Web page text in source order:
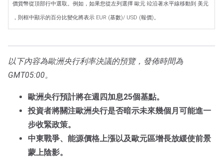
價貨幣從頂部行中選取。例如，如果您從左列選擇 歐元 竝沿著水平線移動到 美元
，則框中顯示的百分比變化將表示 EUR (基數)/ USD (報價)。
以下內容為歐洲央行利率決議的預覽，發佈時間為
GMT05:00。
歐洲央行預計將在週四加息25個基點。
投資者將關注歐洲央行是否暗示未來幾個月可能進一
步收緊政策。
中東戰爭、能源價格上漲以及歐元區增長放緩使前景
蒙上陰影。